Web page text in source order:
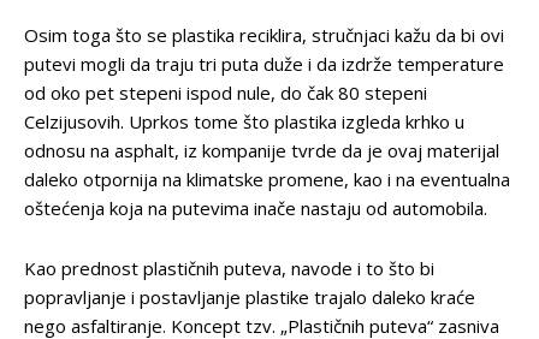
Osim toga što se plastika reciklira, stručnjaci kažu da bi ovi
putevi mogli da traju tri puta duže i da izdrže temperature
od oko pet stepeni ispod nule, do čak 80 stepeni
Celzijusovih. Uprkos tome što plastika izgleda krhko u
odnosu na asphalt, iz kompanije tvrde da je ovaj materijal
daleko otpornija na klimatske promene, kao i na eventualna
oštećenja koja na putevima inače nastaju od automobila.
Kao prednost plastičnih puteva, navode i to što bi
popravljanje i postavljanje plastike trajalo daleko kraće
nego asfaltiranje. Koncept tzv. „Plastičnih puteva“ zasniva